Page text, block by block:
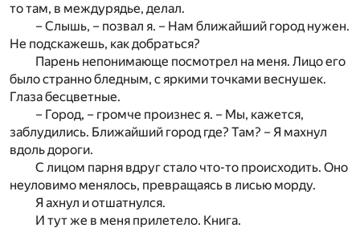
то там, в междурядье, делал.
– Слышь, – позвал я. – Нам ближайший город нужен.
Не подскажешь, как добраться?
Парень непонимающе посмотрел на меня. Лицо его
было странно бледным, с яркими точками веснушек.
Глаза бесцветные.
– Город, – громче произнес я. – Мы, кажется,
заблудились. Ближайший город где? Там? – Я махнул
вдоль дороги.
С лицом парня вдруг стало что-то происходить. Оно
неуловимо менялось, превращаясь в лисью морду.
Я ахнул и отшатнулся.
И тут же в меня прилетело. Книга.